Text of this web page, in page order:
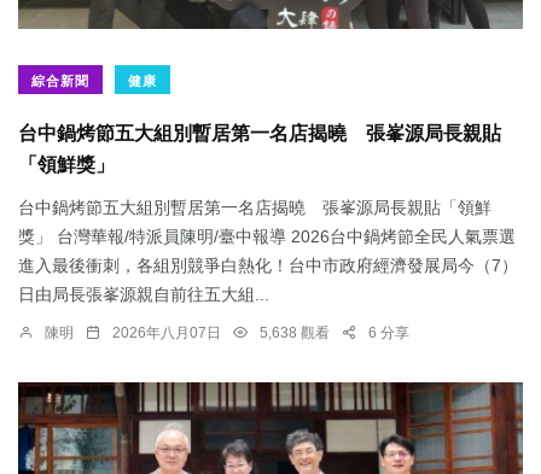
綜合新聞 健康
台中鍋烤節五大組別暫居第一名店揭曉 張峯源局長親貼
「領鮮獎」
台中鍋烤節五大組別暫居第一名店揭曉 張峯源局長親貼「領鮮
獎」 台灣華報/特派員陳明/臺中報導 2026台中鍋烤節全民人氣票選
進入最後衝刺，各組別競爭白熱化！台中市政府經濟發展局今（7）
日由局長張峯源親自前往五大組...
陳明 2026年八月07日 5,638 觀看 6 分享